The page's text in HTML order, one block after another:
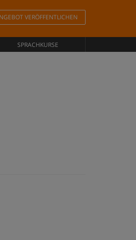
VERÖFFENTLICHEN
SPRACHKURSE